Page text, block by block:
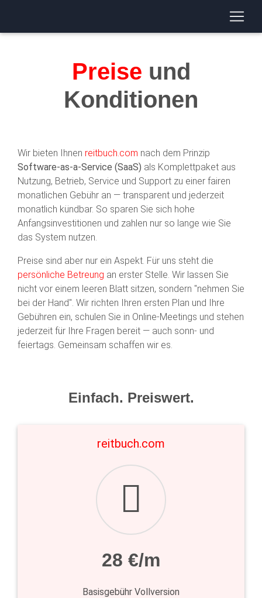
Preise und
Konditionen
Wir bieten Ihnen reitbuch.com nach dem Prinzip
Software-as-a-Service (SaaS) als Komplettpaket aus
Nutzung, Betrieb, Service und Support zu einer fairen
monatlichen Gebühr an — transparent und jederzeit
monatlich kündbar. So sparen Sie sich hohe
Anfangsinvestitionen und zahlen nur so lange wie Sie
das System nutzen.
Preise sind aber nur ein Aspekt. Für uns steht die
persönliche Betreung an erster Stelle. Wir lassen Sie
nicht vor einem leeren Blatt sitzen, sondern "nehmen Sie
bei der Hand". Wir richten Ihren ersten Plan und Ihre
Gebühren ein, schulen Sie in Online-Meetings und stehen
jederzeit für Ihre Fragen bereit — auch sonn- und
feiertags. Gemeinsam schaffen wir es.
Einfach. Preiswert.
reitbuch.com
28 €/m
Basisgebühr Vollversion